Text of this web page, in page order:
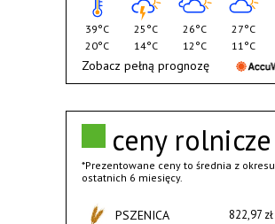
ceny rolnicze
*Prezentowane ceny to średnia z okresu
ostatnich 6 miesięcy.
PSZENICA 822,97 zł
39°C
20°C
25°C
14°C
26°C
12°C
27°C
11°C
Zobacz pełną prognozę